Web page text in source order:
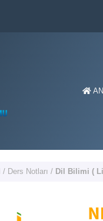
/ Ders Notları / Dil Bilimi (